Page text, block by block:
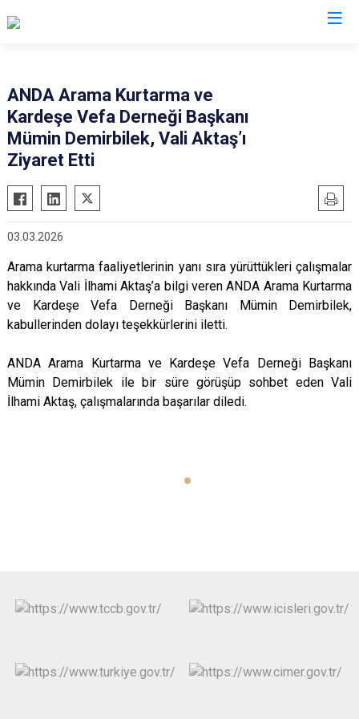
ANDA Arama Kurtarma ve
Kardeşe Vefa Derneği Başkanı
Mümin Demirbilek, Vali Aktaş’ı
Ziyaret Etti
03.03.2026
Arama kurtarma faaliyetlerinin yanı sıra yürüttükleri çalışmalar
hakkında Vali İlhami Aktaş’a bilgi veren ANDA Arama Kurtarma
ve Kardeşe Vefa Derneği Başkanı Mümin Demirbilek,
kabullerinden dolayı teşekkürlerini iletti.
ANDA Arama Kurtarma ve Kardeşe Vefa Derneği Başkanı
Mümin Demirbilek ile bir süre görüşüp sohbet eden Vali
İlhami Aktaş, çalışmalarında başarılar diledi.